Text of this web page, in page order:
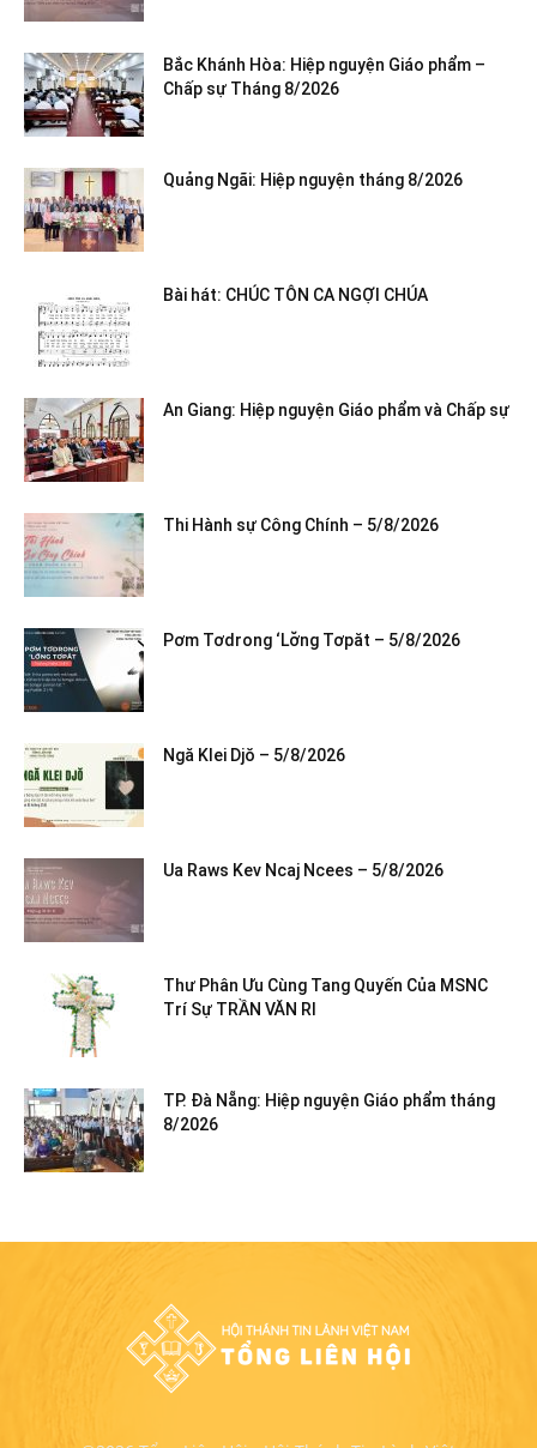
Bắc Khánh Hòa: Hiệp nguyện Giáo phẩm –
Chấp sự Tháng 8/2026
Quảng Ngãi: Hiệp nguyện tháng 8/2026
Bài hát: CHÚC TÔN CA NGỢI CHÚA
An Giang: Hiệp nguyện Giáo phẩm và Chấp sự
Thi Hành sự Công Chính – 5/8/2026
Pơm Tơdrong ‘Lơ̆ng Tơpăt – 5/8/2026
Ngă Klei Djŏ – 5/8/2026
Ua Raws Kev Ncaj Ncees – 5/8/2026
Thư Phân Ưu Cùng Tang Quyến Của MSNC
Trí Sự TRẦN VĂN RI
TP. Đà Nẵng: Hiệp nguyện Giáo phẩm tháng
8/2026